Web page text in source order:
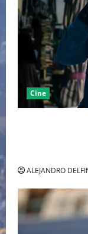
Cine
ALEJANDRO